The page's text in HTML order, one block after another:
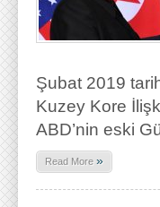
Şubat 2019
Kuzey Kore
ABD’nin eski
Read More »